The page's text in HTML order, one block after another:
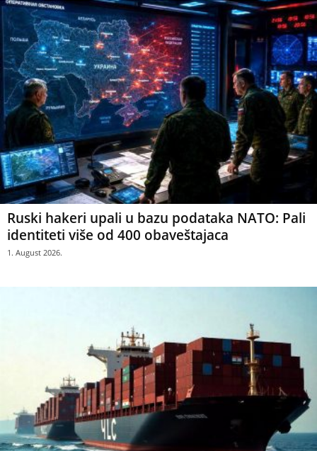
Ruski hakeri upali u bazu podataka NATO: Pali
identiteti više od 400 obaveštajaca
1. August 2026.